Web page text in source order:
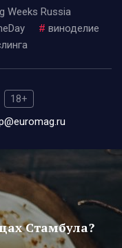
Weeks Russia
# виноделие
18+
Стамбула?